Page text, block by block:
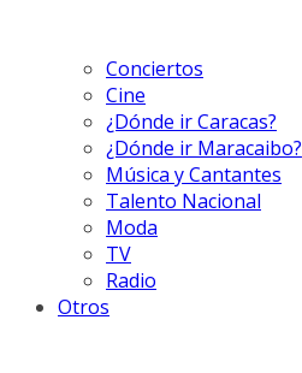
Conciertos
Cine
¿Dónde ir Caracas?
¿Dónde ir Maracaibo?
Música y Cantantes
Talento Nacional
Moda
TV
Radio
Otros